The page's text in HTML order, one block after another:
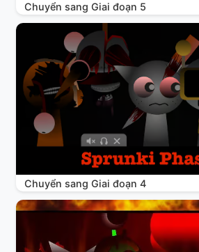
Chuyển sang Giai đoạn 5
Chuyển sang Giai đoạn 4